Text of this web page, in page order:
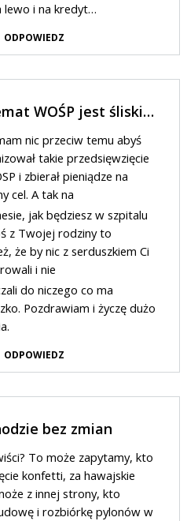
lewo i na kredyt…
ODPOWIEDZ
WOŚP jest śliski…
nic przeciw temu abyś
takie przedsięwzięcie
i zbierał pieniądze na
cel. A tak na
jak będziesz w szpitalu
z Twojej rodziny to
że by nic z serduszkiem Ci
i nie
do niczego co ma
Pozdrawiam i życzę dużo
ODPOWIEDZ
bez zmian
To może zapytamy, kto
konfetti, za hawajskie
z innej strony, kto
i rozbiórkę pylonów w